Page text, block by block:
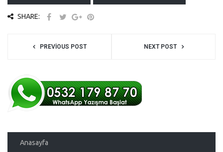
SHARE:
PREVIOUS POST NEXT POST
Anasayfa